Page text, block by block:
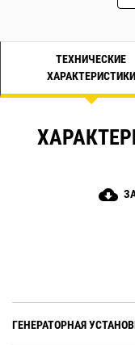
ТЕХНИЧЕСКИЕ
ХАРАКТЕРИСТИКИ
cloud_download
ГЕНЕРАТОРНАЯ